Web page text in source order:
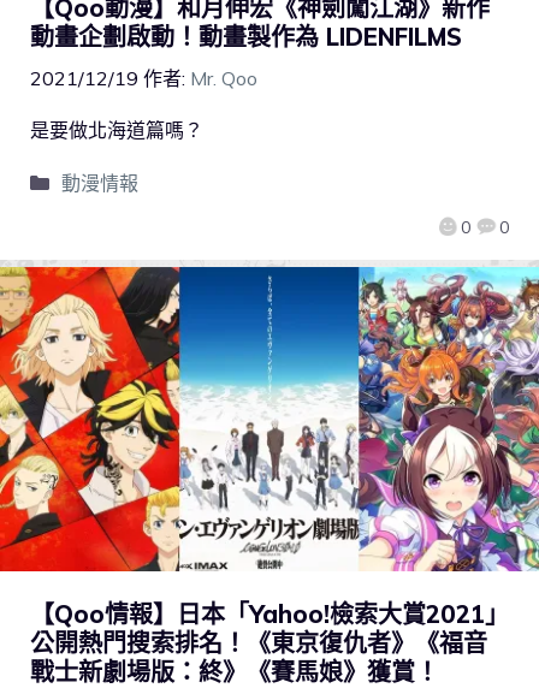
【Qoo動漫】和月伸宏《神劍闖江湖》新作
動畫企劃啟動！動畫製作為 LIDENFILMS
2021/12/19 作者: Mr. Qoo
0 0
是要做北海道篇嗎？
動漫情報
【Qoo情報】日本「Yahoo!檢索大賞2021」
公開熱門搜索排名！《東京復仇者》《福音
戰士新劇場版：終》《賽馬娘》獲賞！